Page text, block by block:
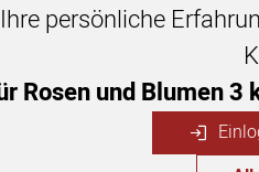
persönliche
Rosen und Blumen